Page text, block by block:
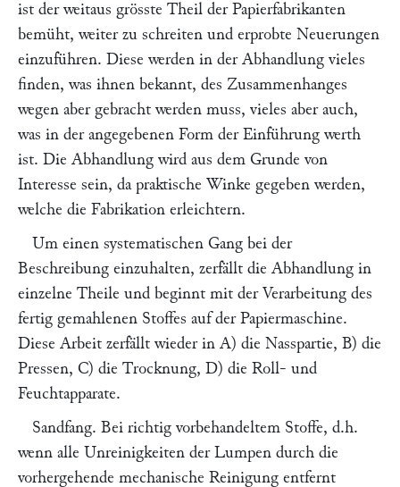
ist der weitaus grösste Theil der Papierfabrikanten
bemüht, weiter zu schreiten und erprobte Neuerungen
einzuführen. Diese werden in der Abhandlung vieles
finden, was ihnen bekannt, des Zusammenhanges
wegen aber gebracht werden muss, vieles aber auch,
was in der angegebenen Form der Einführung werth
ist. Die Abhandlung wird aus dem Grunde von
Interesse sein, da praktische Winke gegeben werden,
welche die Fabrikation erleichtern.
Um einen systematischen Gang bei der
Beschreibung einzuhalten, zerfällt die Abhandlung in
einzelne Theile und beginnt mit der Verarbeitung des
fertig gemahlenen Stoffes auf der Papiermaschine.
Diese Arbeit zerfällt wieder in A) die Nasspartie, B) die
Pressen, C) die Trocknung, D) die Roll- und
Feuchtapparate.
Sandfang. Bei richtig vorbehandeltem Stoffe, d.h.
wenn alle Unreinigkeiten der Lumpen durch die
vorhergehende mechanische Reinigung entfernt